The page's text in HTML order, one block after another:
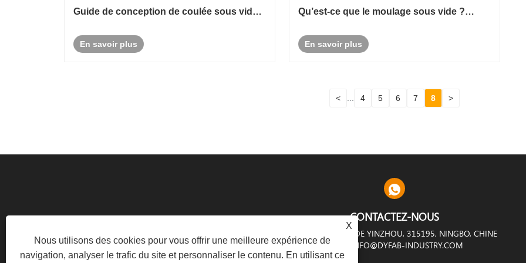
Guide de conception de coulée sous vide :
En savoir plus
Qu’est-ce que le moulage sous vide ?
En savoir plus
< ... 4 5 6 7 8 >
CONTACTEZ-NOUS
ROUTE INDUSTRIELLE, ZONE INDUSTRIELLE DE FAN SHIDU, DISTRICT DE YINZHOU, 315195, NINGBO, CHINE
INFO@DYFAB-INDUSTRY.COM
X
Nous utilisons des cookies pour vous offrir une meilleure expérience de
navigation, analyser le trafic du site et personnaliser le contenu. En utilisant ce